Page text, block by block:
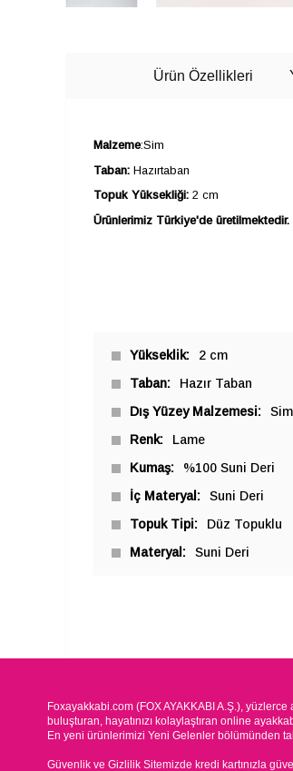
Ürün Özellikleri
Malzeme:Sim
Taban: Hazırtaban
Topuk Yüksekliği: 2 cm
Ürünlerimiz Türkiye'de üretilmektedir.
Yükseklik
2 cm
Taban
Hazır Taban
Dış Yüzey Malzemesi
Sim
Renk
Lame
Kumaş
%100 Suni Deri
İç Materyal
Suni Deri
Topuk Tipi
Düz Topuklu
Materyal
Suni Deri
Foxayakkabi.com (FOX AYAKKABI A.Ş.),
buluşturan, hayatınızı kolaylaştıran online
En yeni ürünlerimizi Yeni Gelenler bölümünden
Güvenlik ve Gizlilik Sitemizde kredi kartınızla